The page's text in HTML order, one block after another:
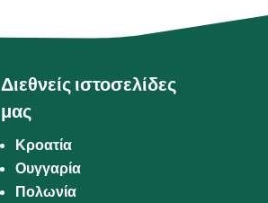
Διεθνείς ιστοσελίδες
μας
Κροατία
Ουγγαρία
Πολωνία